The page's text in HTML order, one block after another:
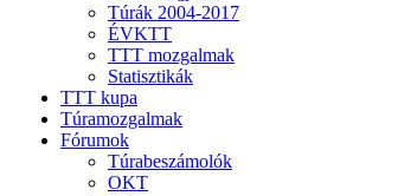
Túrák 2004-2017
ÉVKTT
TTT mozgalmak
Statisztikák
TTT kupa
Túramozgalmak
Fórumok
Túrabeszámolók
OKT